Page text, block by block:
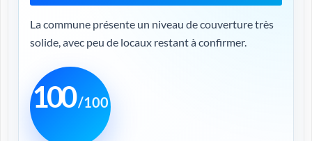
La commune présente un niveau de couverture très
solide, avec peu de locaux restant à confirmer.
100/100